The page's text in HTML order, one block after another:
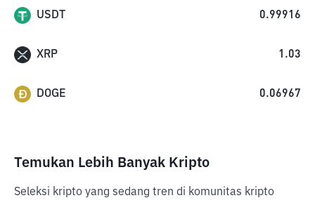
USDT 0.99916
XRP 1.03
DOGE 0.06967
Temukan Lebih Banyak Kripto
Seleksi kripto yang sedang tren di komunitas kripto